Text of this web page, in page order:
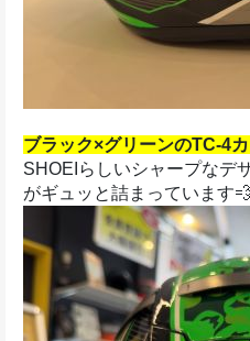
ブラック×グリーンのTC-4
SHOEIらしいシャープなデ
がギュッと詰まっています💨